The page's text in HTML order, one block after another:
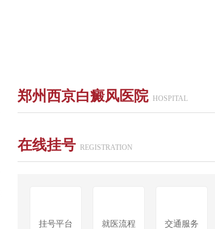
郑州西京白癜风医院 HOSPITAL
在线挂号 REGISTRATION
挂号平台 就医流程 交通服务